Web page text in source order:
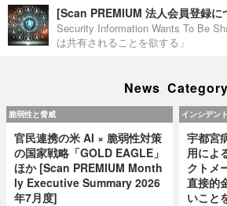
[Scan PREMIUM 法人会員登録に
Security Information Wants To Be
は共有されることを欲する」
News Category
脆弱性と脅威
官民連携の米 AI × 脆弱性対策
の国家戦略「GOLD EAGLE」
ほか [Scan PREMIUM Month
ly Executive Summary 2026
年7月度]
インシデン
宇都宮
用によ
クトメ
直接的
いこと